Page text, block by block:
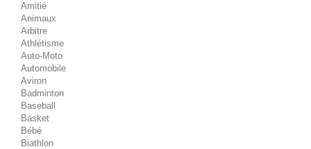
Amitié
Animaux
Arbitre
Athlétisme
Auto-Moto
Automobile
Aviron
Badminton
Baseball
Basket
Bébé
Biathlon